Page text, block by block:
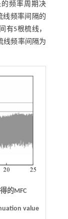
频率周期决
线频率间隔的
有5根梳线，
线频率间隔为
的MFC
value